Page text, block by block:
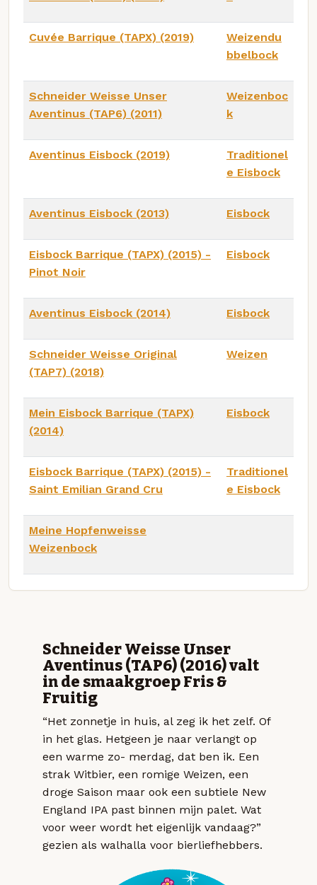
Cuvée Barrique (TAPX) (2019)
Weizendu
bbelbock
Schneider Weisse Unser
Aventinus (TAP6) (2011)
Weizenboc
k
Aventinus Eisbock (2019)
Traditionel
e Eisbock
Aventinus Eisbock (2013) Eisbock
Eisbock Barrique (TAPX) (2015) -
Pinot Noir
Eisbock
Aventinus Eisbock (2014) Eisbock
Schneider Weisse Original
(TAP7) (2018)
Weizen
Mein Eisbock Barrique (TAPX)
(2014)
Eisbock
Eisbock Barrique (TAPX) (2015) -
Saint Emilian Grand Cru
Traditionel
e Eisbock
Meine Hopfenweisse
Weizenbock
Schneider Weisse Unser
Aventinus (TAP6) (2016) valt
in de smaakgroep Fris &
Fruitig
“Het zonnetje in huis, al zeg ik het zelf. Of
in het glas. Hetgeen je naar verlangt op
een warme zo- merdag, dat ben ik. Een
strak Witbier, een romige Weizen, een
droge Saison maar ook een subtiele New
England IPA past binnen mijn palet. Wat
voor weer wordt het eigenlijk vandaag?”
gezien als walhalla voor bierliefhebbers.